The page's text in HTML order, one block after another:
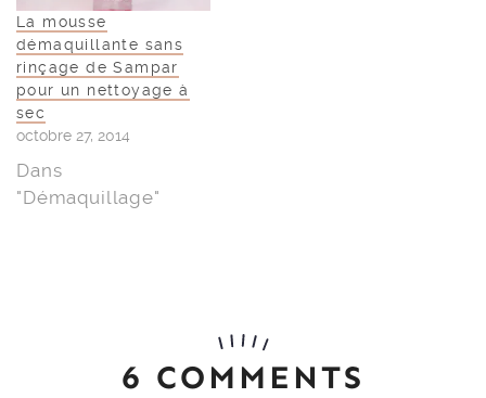
La mousse
démaquillante sans
rinçage de Sampar
pour un nettoyage à
sec
octobre 27, 2014
Dans
"Démaquillage"
6 COMMENTS